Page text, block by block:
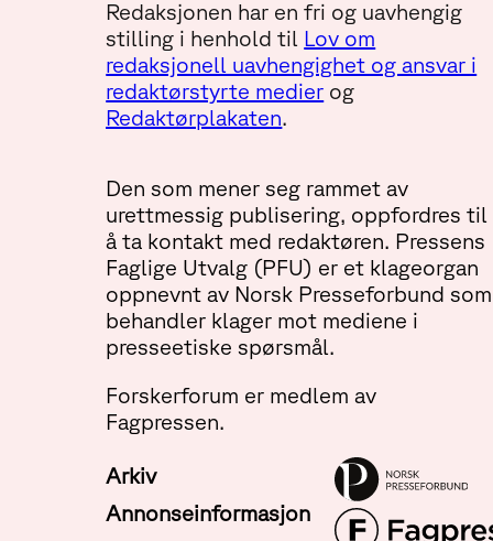
Redaksjonen har en fri og uavhengig
stilling i henhold til Lov om
redaksjonell uavhengighet og ansvar i
redaktørstyrte medier og
Redaktørplakaten.
Den som mener seg rammet av
urettmessig publisering, oppfordres til
å ta kontakt med redaktøren. Pressens
Faglige Utvalg (PFU) er et klageorgan
oppnevnt av Norsk Presseforbund som
behandler klager mot mediene i
presseetiske spørsmål.
Forskerforum er medlem av
Fagpressen.
Arkiv
Annonseinformasjon